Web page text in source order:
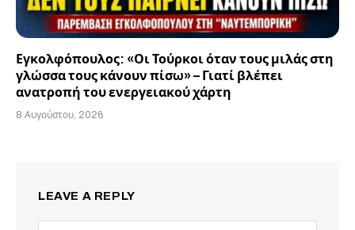
Εγκολφόπουλος: «Οι Τούρκοι όταν τους μιλάς στη
γλώσσα τους κάνουν πίσω» – Γιατί βλέπει
ανατροπή του ενεργειακού χάρτη
8 Αυγούστου, 2026
LEAVE A REPLY